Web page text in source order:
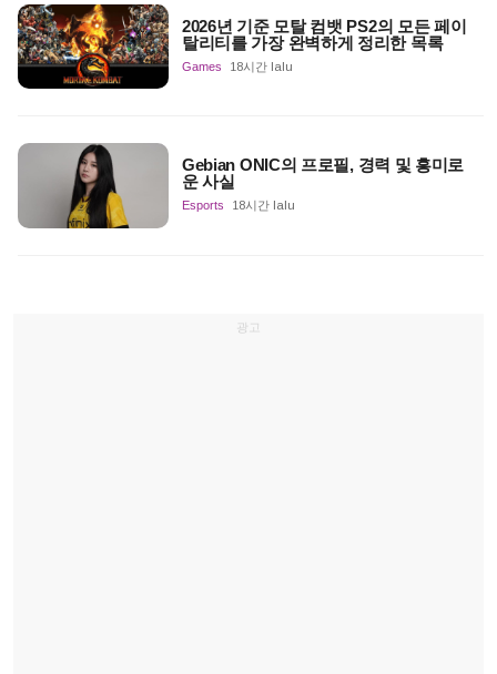
2026년 기준 모탈 컴뱃 PS2의 모든 페이
탈리티를 가장 완벽하게 정리한 목록
Games 18시간 lalu
Gebian ONIC의 프로필, 경력 및 흥미로
운 사실
Esports 18시간 lalu
광고